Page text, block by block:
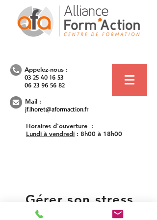
Appelez-nous :
03 25 40 16 53
06 23 96 56 82
Mail :
jf.lhoret@aformaction.fr
Horaires d'ouverture :
Lundi à vendredi : 8h00 à 18h00
Gérer son stress